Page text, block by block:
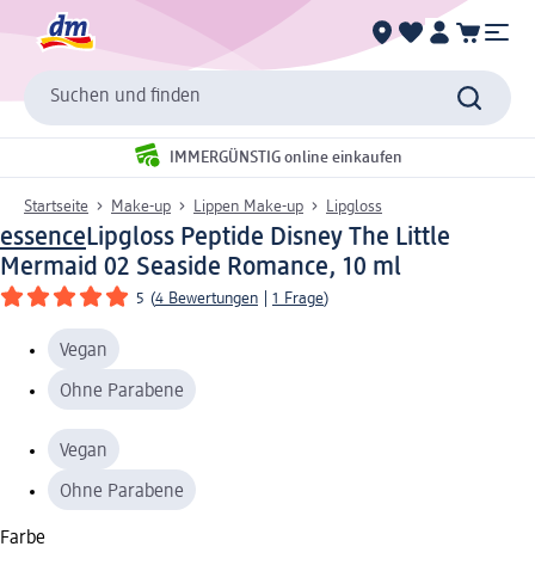
Suchen und finden
IMMERGÜNSTIG online einkaufen
Startseite Make-up Lippen Make-up Lipgloss
essenceLipgloss Peptide Disney The Little
Mermaid 02 Seaside Romance, 10 ml
5 (4 Bewertungen 1 Frage)
Vegan
Ohne Parabene
Vegan
Ohne Parabene
Farbe